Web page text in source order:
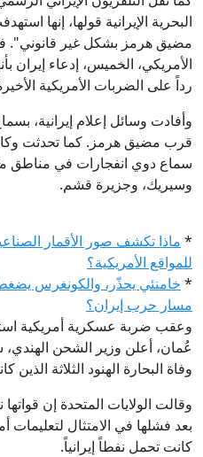
البحرية الإيرانية قولها، إنها
مضيق هرمز بشكل غير قانوني".
الأمريكي، الخميس، إدعاء إيران
رداً على الضربات الأمريكية
وأفادت وسائل إعلام إيرانية،
قرب مضيق هرمز. كما تحدثت
سماع دوي انفجارات في مناطق
وسيريك، وجزيرة قشم.
* ماذا تكشف صور الأقمار
للمواقع الأمريكية؟
* خامنئي يحذّر، والكونغرس
مسار حرب إيران؟
وعقب ضربة عسكرية أمريكية
عُمان، أعلن وزير الشحن الهندي،
وفاة البحارة الهنود الثلاثة الذين
وقالت الولايات المتحدة إن
بعد فشلها في الامتثال لتعليمات
كانت تحمل نفطاً إيرانياً.